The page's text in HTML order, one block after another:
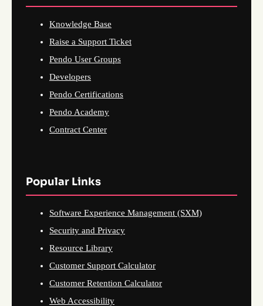
Knowledge Base
Raise a Support Ticket
Pendo User Groups
Developers
Pendo Certifications
Pendo Academy
Contract Center
Popular Links
Software Experience Management (SXM)
Security and Privacy
Resource Library
Customer Support Calculator
Customer Retention Calculator
Web Accessibility